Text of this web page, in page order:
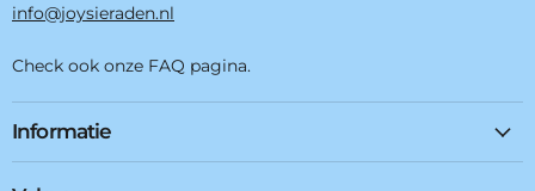
info@joysieraden.nl
Check ook onze FAQ pagina.
Informatie